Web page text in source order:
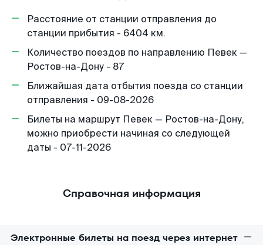
Расстояние от станции отправления до
станции прибытия - 6404 км.
Количество поездов по направлению Певек —
Ростов-на-Дону - 87
Ближайшая дата отбытия поезда со станции
отправления - 09-08-2026
Билеты на маршрут Певек — Ростов-на-Дону,
можно приобрести начиная со следующей
даты - 07-11-2026
Справочная информация
Электронные билеты на поезд через интернет